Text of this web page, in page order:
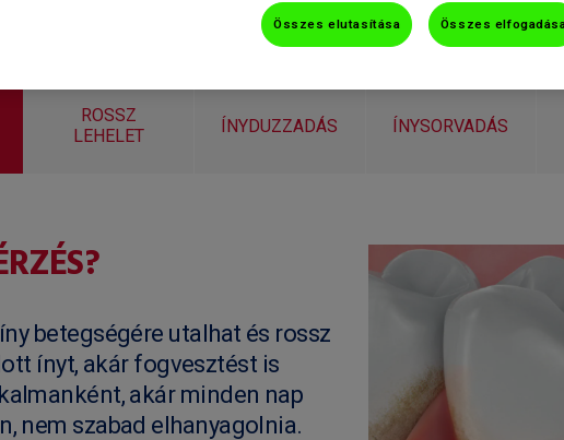
ROSSZ
LEHELET
ÍNYDUZZADÁS ÍNYSORVADÁS
betegségére utalhat és rossz
ínyt, akár fogvesztést is
akár minden nap
nem szabad elhanyagolnia.
Összes elutasítása Összes